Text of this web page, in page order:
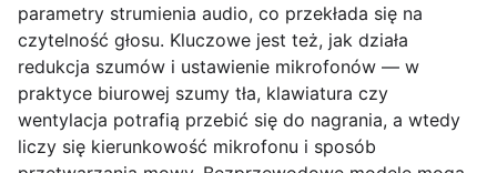
parametry strumienia audio, co przekłada się na
czytelność głosu. Kluczowe jest też, jak działa
redukcja szumów i ustawienie mikrofonów — w
praktyce biurowej szumy tła, klawiatura czy
wentylacja potrafią przebić się do nagrania, a wtedy
liczy się kierunkowość mikrofonu i sposób